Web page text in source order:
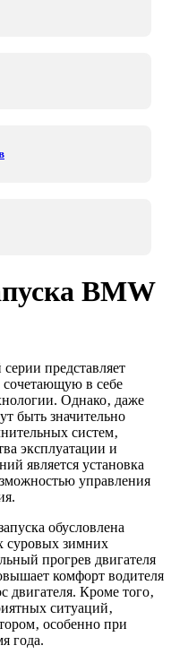
BMW
представляет
в себе
Однако‚ даже
быть значительно
систем‚
эксплуатации и
является установка
управления
обусловлена
суровых зимних
прогрев двигателя
комфорт водителя
двигателя. Кроме того‚
ситуаций‚
особенно при
года.